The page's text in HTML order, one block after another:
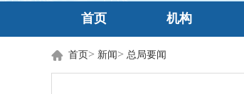
首页 机构
首页> 新闻 > 总局要闻